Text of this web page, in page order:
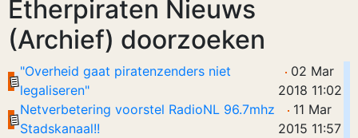
Etherpiraten Nieuws
(Archief) doorzoeken
"Overheid gaat piratenzenders niet
legaliseren"
02 Mar
2018 11:02
Netverbetering voorstel RadioNL 96.7mhz
Stadskanaal!!
11 Mar
2015 11:57